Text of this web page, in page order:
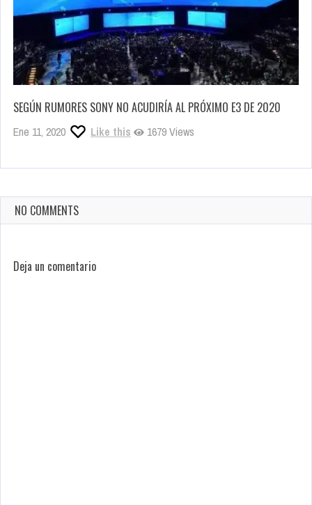
SEGÚN RUMORES SONY NO ACUDIRÍA AL PRÓXIMO E3 DE 2020
Ene 11, 2020 Like this 1679 Views
NO COMMENTS
Deja un comentario